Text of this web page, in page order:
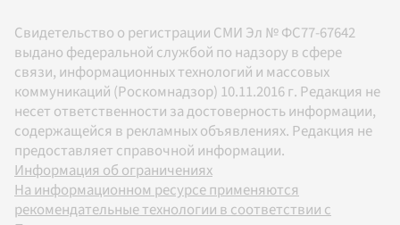
Свидетельство о регистрации СМИ Эл № ФС77-67642
выдано федеральной службой по надзору в сфере
связи, информационных технологий и массовых
коммуникаций (Роскомнадзор) 10.11.2016 г. Редакция не
несет ответственности за достоверность информации,
содержащейся в рекламных объявлениях. Редакция не
предоставляет справочной информации.
Информация об ограничениях
На информационном ресурсе применяются
рекомендательные технологии в соответствии с